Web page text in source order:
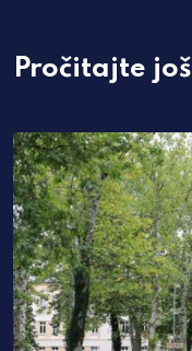
Pročitajte još